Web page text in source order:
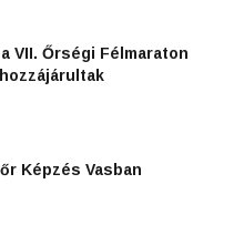
VII. Őrségi Félmaraton
Képzés Vasban